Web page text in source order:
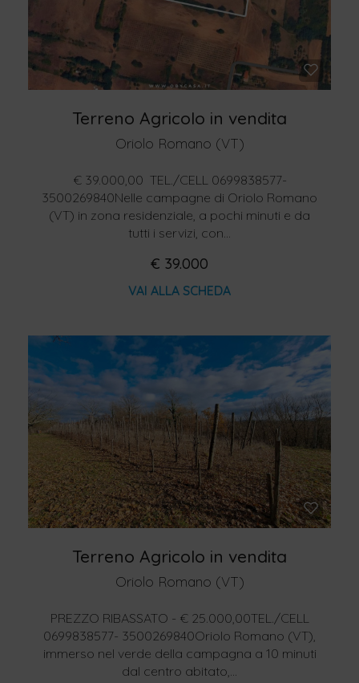
Terreno Agricolo in vendita
Oriolo Romano (VT)
€ 39.000,00  TEL./CELL 0699838577-
3500269840Nelle campagne di Oriolo Romano
(VT) in zona residenziale, a pochi minuti e da
tutti i servizi, con...
€ 39.000
VAI ALLA SCHEDA
Terreno Agricolo in vendita
Oriolo Romano (VT)
PREZZO RIBASSATO - € 25.000,00TEL./CELL
0699838577- 3500269840Oriolo Romano (VT),
immerso nel verde della campagna a 10 minuti
dal centro abitato,...